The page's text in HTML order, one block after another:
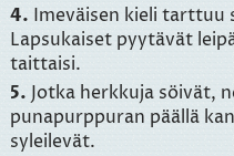
4. Imeväisen kieli tarttuu
Lapsukaiset pyytävät
taittaisi.
5. Jotka herkkuja söivät,
punapurppuran päällä
syleilevät.